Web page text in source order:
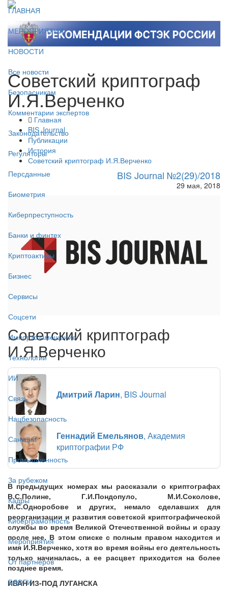
ГЛАВНАЯ
МЕРОПРИЯТИЯ
НОВОСТИ
Все новости
Безопасникам
Комментарии экспертов
Законодательство
Регуляторы
Персданные
Биометрия
Киберпреступность
Банки и финтех
Криптоактивы
Бизнес
Сервисы
Соцсети
Импортозамещение
Технологии
ИИ
Связь
Нацбезопасность
Санкции
Промышленность
За рубежом
Кадры
Киберграмотность
Мероприятия
От партнёров
БЛОГИ
Советский криптограф
И.Я.Верченко
Главная
BIS Journal
Публикации
История
Советский криптограф И.Я.Верченко
BIS Journal №2(29)/2018
29 мая, 2018
Советский криптограф
И.Я.Верченко
Дмитрий Ларин, BIS Journal
Геннадий Емельянов, Академия
криптографии РФ
В предыдущих номерах мы рассказали о криптографах
В.С.Полине, Г.И.Пондопуло, М.И.Соколове,
М.С.Одноробове и других, немало сделавших для
реорганизации и развития советской криптографической
службы во время Великой Отечественной войны и сразу
после нее. В этом списке с полным правом находится и
имя И.Я.Верченко, хотя во время войны его деятельность
только начиналась, а ее расцвет приходится на более
позднее время.
ИВАН ИЗ-ПОД ЛУГАНСКА